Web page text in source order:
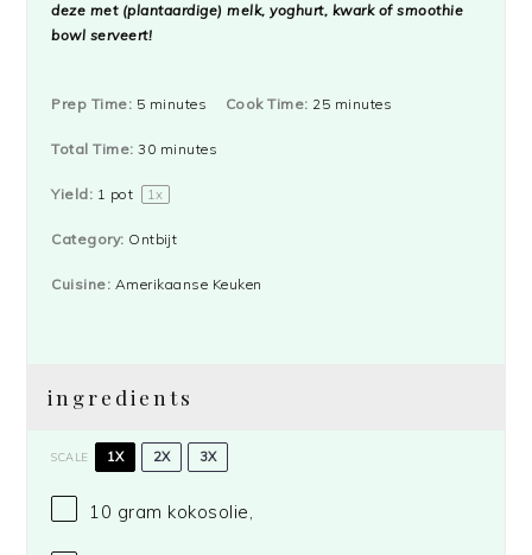
deze met (plantaardige) melk, yoghurt, kwark of smoothie
bowl serveert!
Prep Time: 5 minutes Cook Time: 25 minutes
Total Time: 30 minutes
Yield: 1 pot 1x
Category: Ontbijt
Cuisine: Amerikaanse Keuken
ingredients
SCALE 1X 2X 3X
10 gram kokosolie,